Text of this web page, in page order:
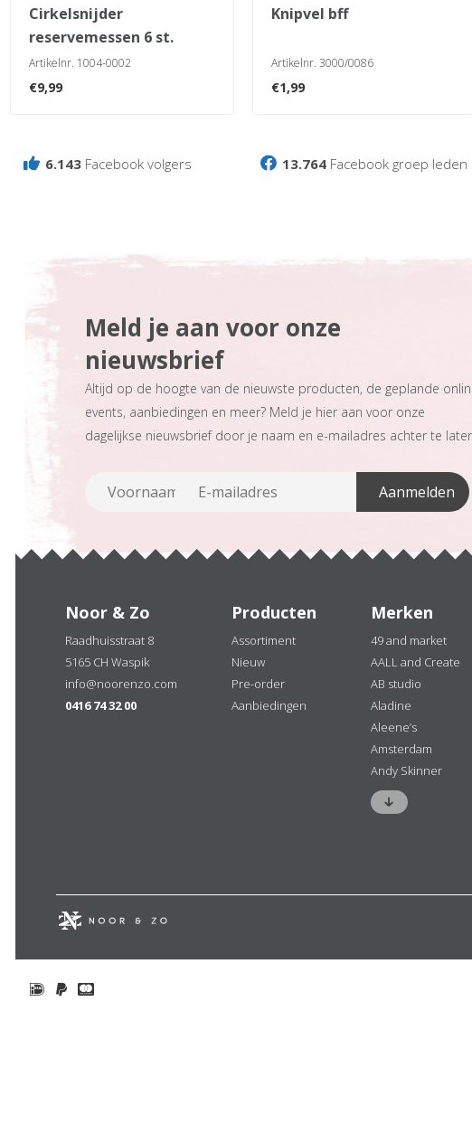
cirkelsnijder
reservemessen 6 st.
Artikelnr. 1004-0002
€9,99
knipvel bff
Artikelnr. 3000/0086
€1,99
6.143 Facebook volgers 13.764 Facebook groep leden
Meld je aan voor onze
nieuwsbrief
Altijd op de hoogte van de nieuwste producten, de geplande
events, aanbiedingen en meer? Meld je hier aan voor onze
dagelijkse nieuwsbrief door je naam en e-mailadres achter te
Noor & Zo
Raadhuisstraat 8
5165 CH Waspik
info@noorenzo.com
0416 74 32 00
Producten
Assortiment
Nieuw
Pre-order
Aanbiedingen
Merken
49 and market
AALL and Create
AB studio
Aladine
Aleene’s
Amsterdam
Andy Skinner